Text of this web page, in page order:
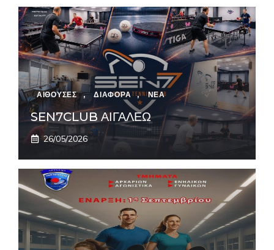
ΑΙΘΟΥΣΕΣ , ΔΙΑΦΟΡΑ , ΝΕΑ
SEN7CLUB ΑΙΓΑΛΕΩ
26/05/2026